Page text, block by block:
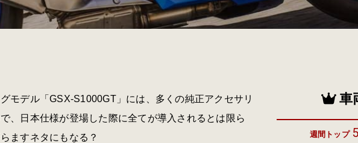
モデル「GSX-S1000GT」には、多くの純正アクセサリ
、日本仕様が登場した際に全てが導入されるとは限ら
ますネタにもなる？
車
週間トップ 5